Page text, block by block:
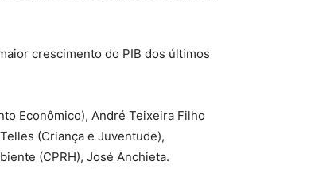
crescimento do PIB dos últimos
Econômico), André Teixeira Filho
(Criança e Juventude),
(CPRH), José Anchieta.